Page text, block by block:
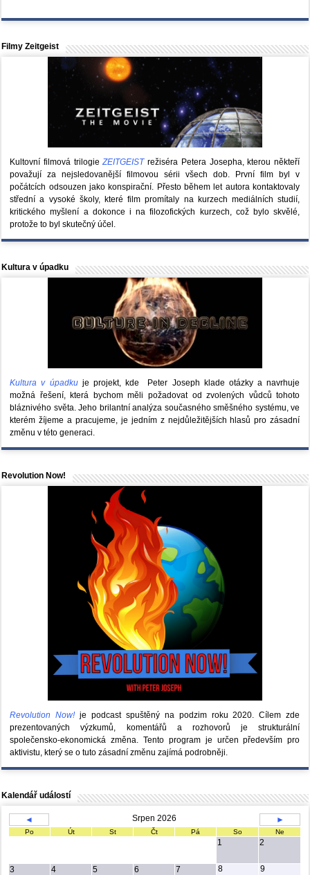
Filmy Zeitgeist
Kultovní filmová trilogieZEITGEISTrežiséra Petera Josepha, kterou někteří
považují za nejsledovanější filmovou sérii všech dob. První film byl v
počátcích odsouzen jako konspirační. Přesto během let autora kontaktovaly
střední a vysoké školy, které film promítaly na kurzech mediálních studií,
kritického myšlení a dokonce i na filozofických kurzech, což bylo skvělé,
protože to byl skutečný účel.
Kultura v úpadku
Kultura v úpadkuje projekt, kde Peter Joseph klade otázky a navrhuje
možná řešení, která bychom měli požadovat od zvolených vůdců tohoto
bláznivého světa. Jeho brilantní analýza současného směšného systému, ve
kterém žíjeme a pracujeme, je jedním z nejdůležitějších hlasů pro zásadní
změnu v této generaci.
Revolution Now!
Revolution Now! je podcast spuštěný na podzim roku 2020.Cílem zde
prezentovaných výzkumů, komentářů a rozhovorů je strukturální
společensko-ekonomická změna. Tento program je určen především pro
aktivistu, který se o tuto zásadní změnu zajímá podrobněji.
Kalendář událostí
◄ Srpen 2026 ►
Po Út St Čt Pá So Ne
1 2
3 4 5 6 7 8 9